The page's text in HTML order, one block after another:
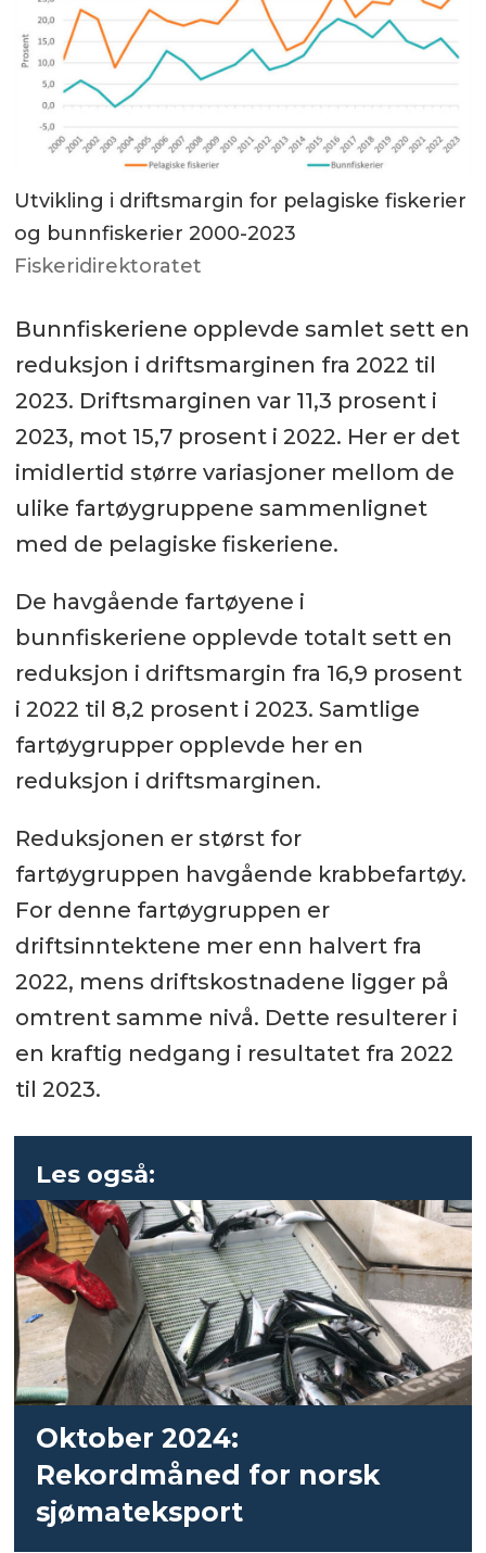
Utvikling i driftsmargin for pelagiske fiskerier
og bunnfiskerier 2000-2023
Fiskeridirektoratet
Bunnfiskeriene opplevde samlet sett en
reduksjon i driftsmarginen fra 2022 til
2023. Driftsmarginen var 11,3 prosent i
2023, mot 15,7 prosent i 2022. Her er det
imidlertid større variasjoner mellom de
ulike fartøygruppene sammenlignet
med de pelagiske fiskeriene.
De havgående fartøyene i
bunnfiskeriene opplevde totalt sett en
reduksjon i driftsmargin fra 16,9 prosent
i 2022 til 8,2 prosent i 2023. Samtlige
fartøygrupper opplevde her en
reduksjon i driftsmarginen.
Reduksjonen er størst for
fartøygruppen havgående krabbefartøy.
For denne fartøygruppen er
driftsinntektene mer enn halvert fra
2022, mens driftskostnadene ligger på
omtrent samme nivå. Dette resulterer i
en kraftig nedgang i resultatet fra 2022
til 2023.
Les også:
Oktober 2024:
Rekordmåned for norsk
sjømateksport